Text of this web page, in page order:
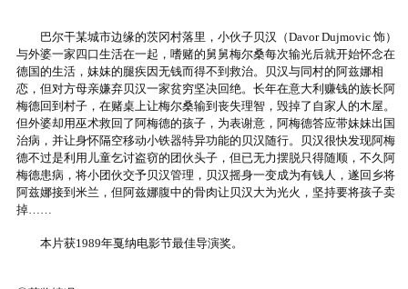
巴尔干某城市边缘的茨冈村落里，小伙子贝汉（Davor Dujmovic 饰）
与外婆一家四口生活在一起，嗜赌的舅舅梅尔桑每次输光后就开始怀念在
德国的生活，妹妹的腿疾因无钱而得不到救治。贝汉与同村的阿兹娜相
恋，但对方母亲嫌弃贝汉一家贫穷坚决回绝。长年在意大利赚钱的族长阿
梅德回到村子，在赌桌上让梅尔桑输到丧失理智，毁掉了自家人的木屋。
但外婆却用巫术救回了阿梅德的孩子，为表谢意，阿梅德答应带妹妹出国
治病，并让身怀隔空移动小铁器特异功能的贝汉随行。贝汉很快发现阿梅
德不过是利用儿童乞讨盗窃的团伙头子，但已无力摆脱只得随顺，不久阿
梅德患病，将小团伙交予贝汉管理，贝汉摇身一变成为有钱人，遂回乡将
阿兹娜接到米兰，但阿兹娜腹中的骨肉让贝汉大为光火，坚持要将孩子卖
掉……
本片获1989年戛纳电影节最佳导演奖。